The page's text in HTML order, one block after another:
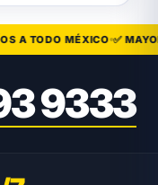
TODO MÉXICO ✅
9333